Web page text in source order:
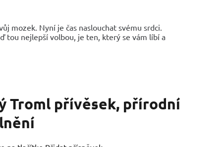
mozek. Nyní je čas naslouchat svému srdci.
tou nejlepší volbou, je ten, který se vám líbí a
Troml přívěsek, přírodní